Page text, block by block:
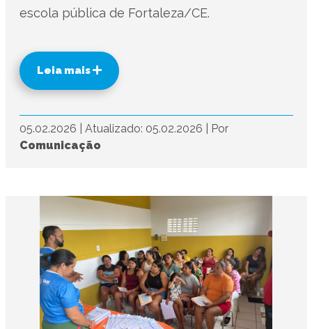
escola pública de Fortaleza/CE.
Leia mais
05.02.2026 Atualizado: 05.02.2026
Por
Comunicação